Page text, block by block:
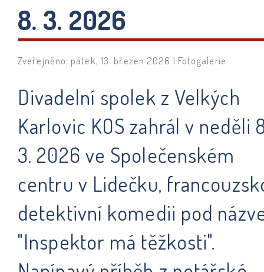
8. 3. 2026
Zveřejněno: pátek, 13. březen 2026 | Fotogalerie
Divadelní spolek z Velkých
Karlovic KOS zahrál v neděli
3. 2026 ve Společenském
centru v Lidečku,
detektivní komedii pod
"Inspektor má těžkosti".